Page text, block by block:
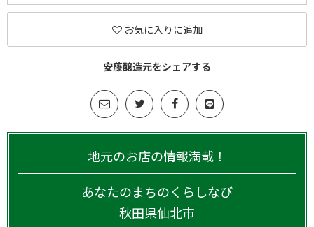
お気に入りに追加
安藤醸造元をシェアする
地元のお店の情報満載！
あなたのまちのくらしなび
秋田県仙北市